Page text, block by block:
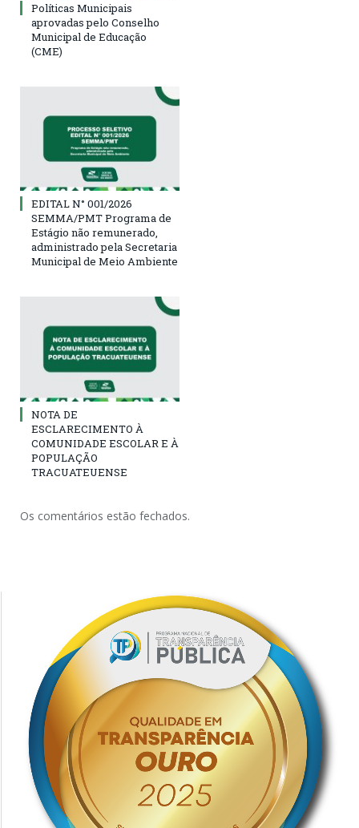
Políticas Municipais
aprovadas pelo Conselho
Municipal de Educação
(CME)
EDITAL N° 001/2026
SEMMA/PMT Programa de
Estágio não remunerado,
administrado pela Secretaria
Municipal de Meio Ambiente
NOTA DE
ESCLARECIMENTO À
COMUNIDADE ESCOLAR E À
POPULAÇÃO
TRACUATEUENSE
Os comentários estão fechados.